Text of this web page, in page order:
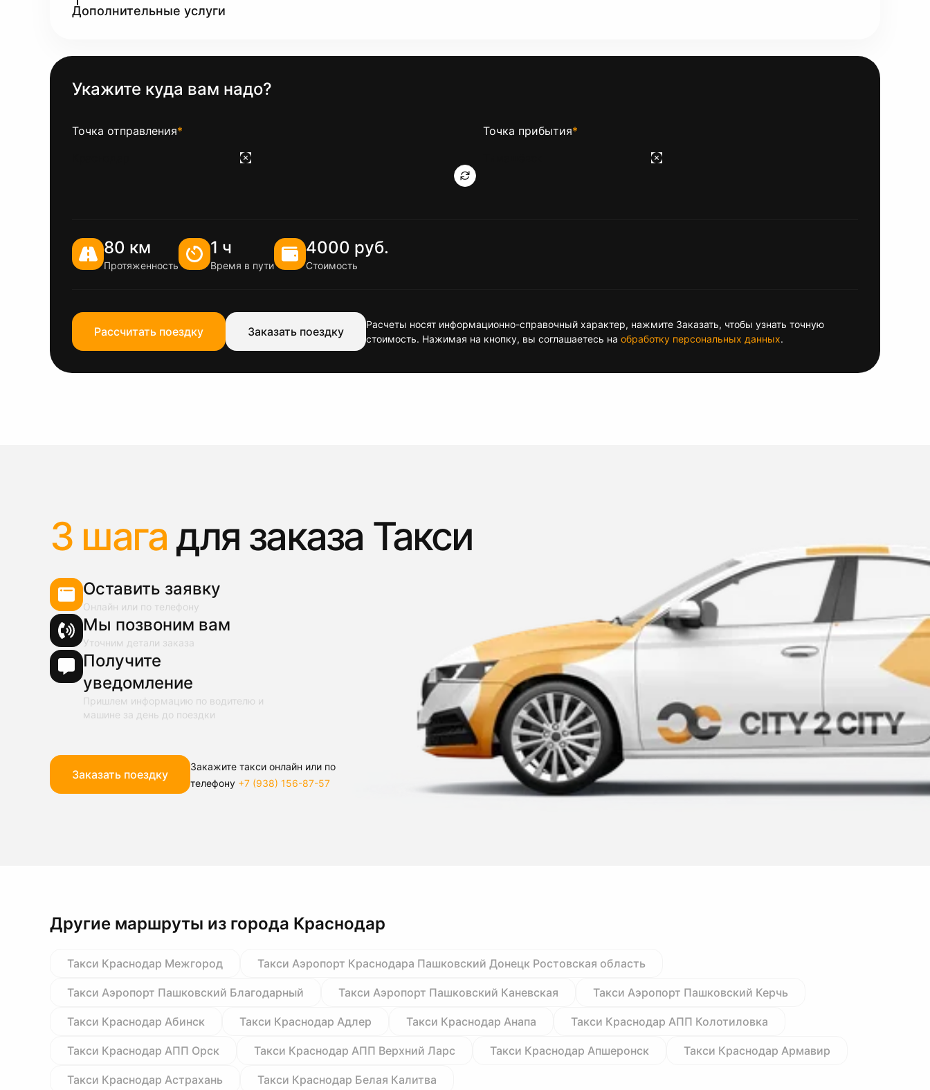
Дополнительные услуги
Укажите куда вам надо?
Точка отправления* Точка прибытия*
80 км
Протяженность
1 ч
Время в пути
4000 руб.
Стоимость
Рассчитать поездку Заказать поездку
Расчеты носят информационно-справочный характер, нажмите Заказать, чтобы узнать точную
стоимость. Нажимая на кнопку, вы соглашаетесь на обработку персональных данных.
3 шага для заказа Такси
Оставить заявку
Онлайн или по телефону
Мы позвоним вам
Уточним детали заказа
Получите
уведомление
Пришлем информацию по водителю и
машине за день до поездки
Заказать поездку
Закажите такси онлайн или по
телефону +7 (938) 156-87-57
Другие маршруты из города Краснодар
Такси Краснодар Межгород Такси Аэропорт Краснодара Пашковский Донецк Ростовская область
Такси Аэропорт Пашковский Благодарный Такси Аэропорт Пашковский Каневская Такси Аэропорт Пашковский Керчь
Такси Краснодар Абинск Такси Краснодар Адлер Такси Краснодар Анапа Такси Краснодар АПП Колотиловка
Такси Краснодар АПП Орск Такси Краснодар АПП Верхний Ларс Такси Краснодар Апшеронск Такси Краснодар Армавир
Такси Краснодар Астрахань Такси Краснодар Белая Калитва